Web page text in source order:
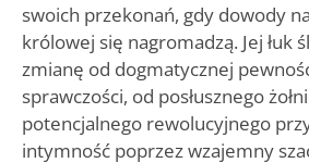
swoich przekonań, gdy dowody
królowej się nagromadzą. Jej łuk
zmianę od dogmatycznej
sprawczości, od posłusznego
potencjalnego rewolucyjnego
intymność poprzez wzajemny